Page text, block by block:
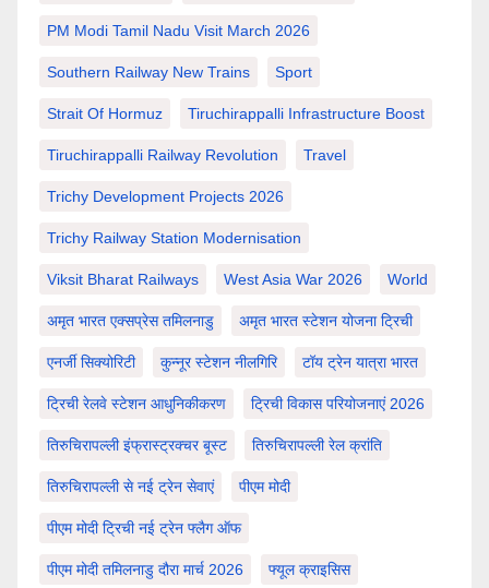
PM Modi Tamil Nadu Visit March 2026
Southern Railway New Trains Sport
Strait Of Hormuz Tiruchirappalli Infrastructure Boost
Tiruchirappalli Railway Revolution Travel
Trichy Development Projects 2026
Trichy Railway Station Modernisation
Viksit Bharat Railways West Asia War 2026 World
अमृत भारत एक्सप्रेस तमिलनाडु अमृत भारत स्टेशन योजना ट्रिची
एनर्जी सिक्योरिटी कुन्नूर स्टेशन नीलगिरि टॉय ट्रेन यात्रा भारत
ट्रिची रेलवे स्टेशन आधुनिकीकरण ट्रिची विकास परियोजनाएं 2026
तिरुचिरापल्ली इंफ्रास्ट्रक्चर बूस्ट तिरुचिरापल्ली रेल क्रांति
तिरुचिरापल्ली से नई ट्रेन सेवाएं पीएम मोदी
पीएम मोदी ट्रिची नई ट्रेन फ्लैग ऑफ
पीएम मोदी तमिलनाडु दौरा मार्च 2026 फ्यूल क्राइसिस